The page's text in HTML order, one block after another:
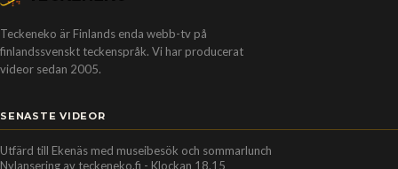
Teckeneko är Finlands enda webb-tv på
finlandssvenskt teckenspråk. Vi har producerat
videor sedan 2005.
SENASTE VIDEOR
Utfärd till Ekenäs med museibesök och sommarlunch
Nylansering av teckeneko.fi - Klockan 18.15